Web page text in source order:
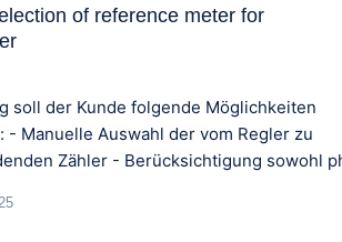
of reference meter for
soll der Kunde folgende Möglichkeiten
- Manuelle Auswahl der vom Regler zu